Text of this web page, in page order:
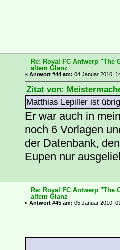
Re: Royal FC Antwerp "The
altem Glanz
« Antwort #44 am: 04.Januar 2010,
Zitat von:
Matthias Lepiller ist
Er war auch in
noch 6 Vorlagen
der Datenbank,
Eupen nur
Re: Royal FC Antwerp "The
altem Glanz
« Antwort #45 am: 05.Januar 2010,